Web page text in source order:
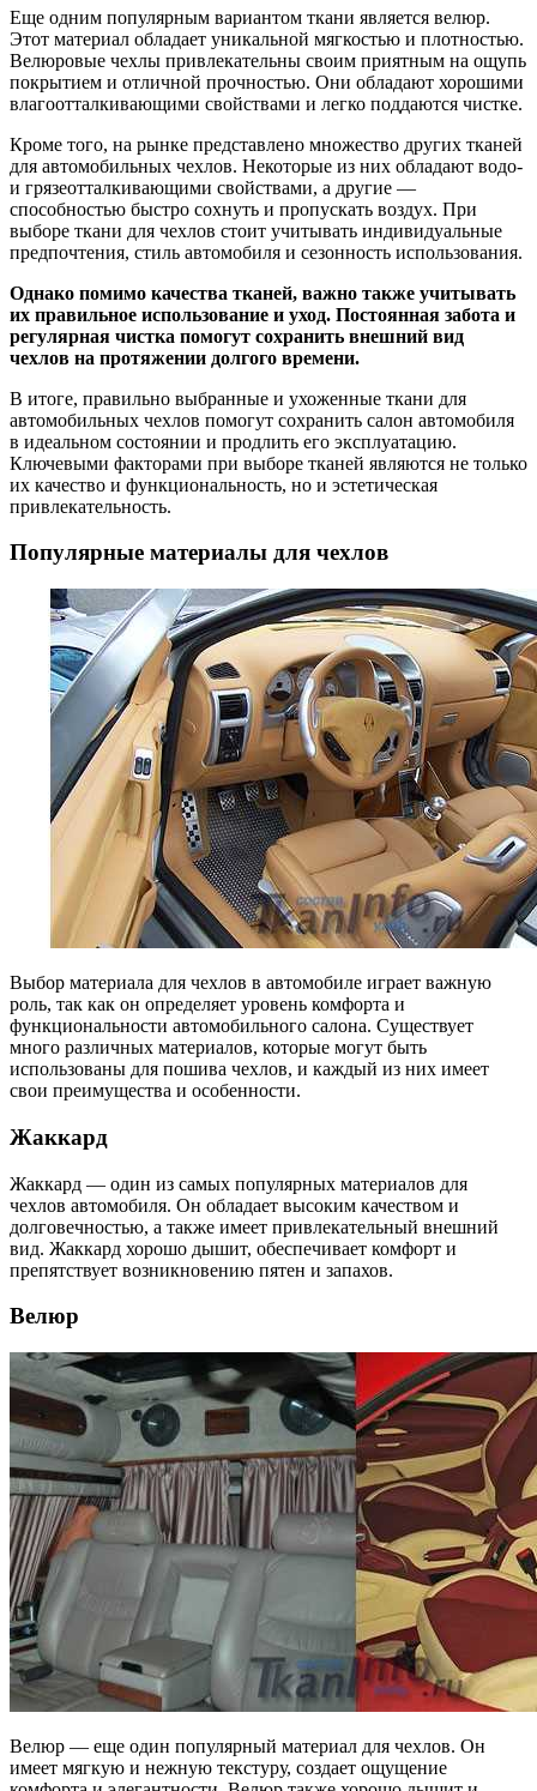
Еще одним популярным вариантом ткани является велюр.
Этот материал обладает уникальной мягкостью и плотностью.
Велюровые чехлы привлекательны своим приятным на ощупь
покрытием и отличной прочностью. Они обладают хорошими
влагоотталкивающими свойствами и легко поддаются чистке.
Кроме того, на рынке представлено множество других тканей
для автомобильных чехлов. Некоторые из них обладают водо-
и грязеотталкивающими свойствами, а другие —
способностью быстро сохнуть и пропускать воздух. При
выборе ткани для чехлов стоит учитывать индивидуальные
предпочтения, стиль автомобиля и сезонность использования.
Однако помимо качества тканей, важно также учитывать
их правильное использование и уход. Постоянная забота и
регулярная чистка помогут сохранить внешний вид
чехлов на протяжении долгого времени.
В итоге, правильно выбранные и ухоженные ткани для
автомобильных чехлов помогут сохранить салон автомобиля
в идеальном состоянии и продлить его эксплуатацию.
Ключевыми факторами при выборе тканей являются не только
их качество и функциональность, но и эстетическая
привлекательность.
Популярные материалы для чехлов
Выбор материала для чехлов в автомобиле играет важную
роль, так как он определяет уровень комфорта и
функциональности автомобильного салона. Существует
много различных материалов, которые могут быть
использованы для пошива чехлов, и каждый из них имеет
свои преимущества и особенности.
Жаккард
Жаккард — один из самых популярных материалов для
чехлов автомобиля. Он обладает высоким качеством и
долговечностью, а также имеет привлекательный внешний
вид. Жаккард хорошо дышит, обеспечивает комфорт и
препятствует возникновению пятен и запахов.
Велюр
Велюр — еще один популярный материал для чехлов. Он
имеет мягкую и нежную текстуру, создает ощущение